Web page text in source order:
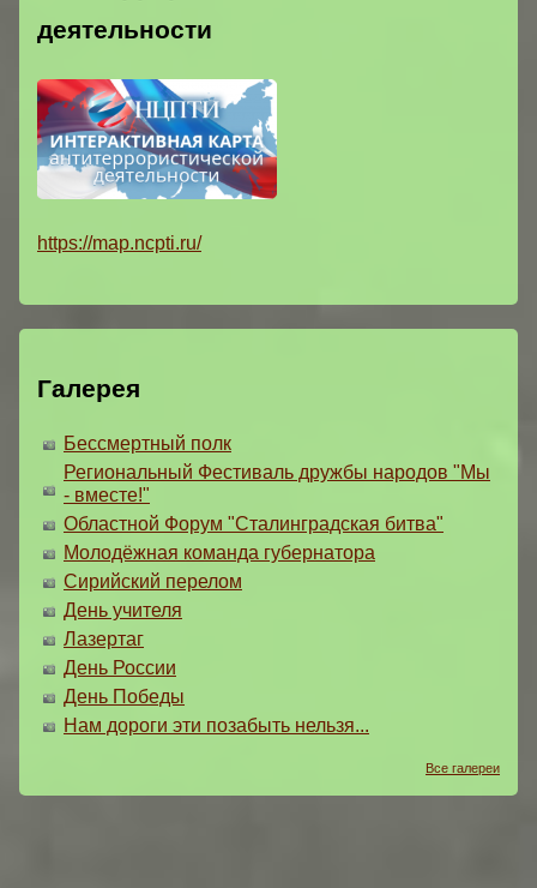
деятельности
https://map.ncpti.ru/
Галерея
Бессмертный полк
Региональный Фестиваль дружбы народов "Мы
- вместе!"
Областной Форум "Сталинградская битва"
Молодёжная команда губернатора
Сирийский перелом
День учителя
Лазертаг
День России
День Победы
Нам дороги эти позабыть нельзя...
Все галереи